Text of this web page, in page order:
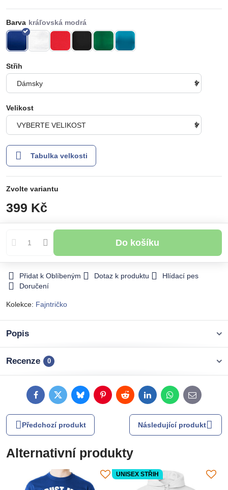
Barva
Střih
Velikost
Tabulka velkosti
Zvolte variantu
399 Kč
Do košíku
Přidat k Oblíbeným Dotaz k produktu
Hlídací pes
Doručení
Kolekce: Fajntričko
Popis
Recenze 0
FacebookTwitterBlueskyPinterestRedditLinkedInWhatsApp
E-
mail
Předchozí produkt Následující produkt
Alternativní produkty
UNISEX STŘIH